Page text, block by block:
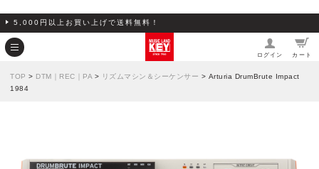
5,000円以上お買い上げで送料無料！
ログイン カート
TOP > DTM｜REC｜PA > リズムマシン＆シーケンサー > Arturia DrumBrute Impact
1984